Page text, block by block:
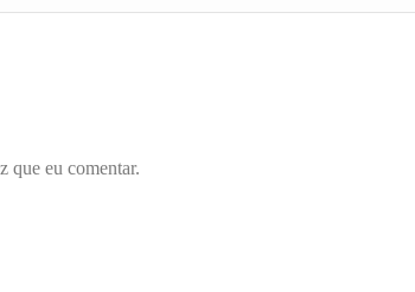
que eu comentar.